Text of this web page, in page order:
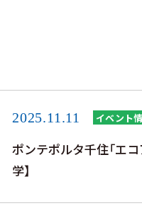
2025.11.11 イベント
ポンテポルタ千住「エ
学】